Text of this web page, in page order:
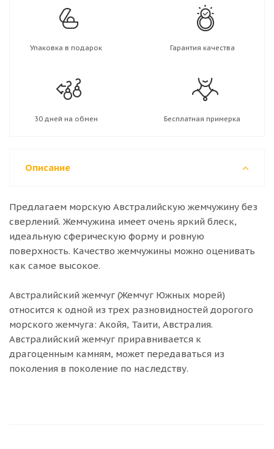
Упаковка в подарок Гарантия качества
30 дней на обмен Бесплатная примерка
Описание
Предлагаем морскую Австралийскую жемчужину без
сверлений. Жемчужина имеет очень яркий блеск,
идеальную сферическую форму и ровную
поверхность. Качество жемчужины можно оценивать
как самое высокое.
Австралийский жемчуг (Жемчуг Южных морей)
относится к одной из трех разновидностей дорогого
морского жемчуга: Акойя, Таити, Австралия.
Австралийский жемчуг приравнивается к
драгоценным камням, может передаваться из
поколения в поколение по наследству.